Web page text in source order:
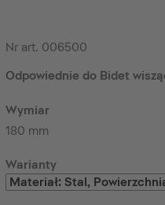
Nr art. 006500
Odpowiednie do Bidet
Wymiar
180 mm
Warianty